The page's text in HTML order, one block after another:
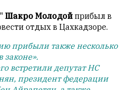
Шакро Молодой прибыл в
отдых в Цахкадзоре.
прибыли также несколько
законе».
встретили депутат НС
президент федерации